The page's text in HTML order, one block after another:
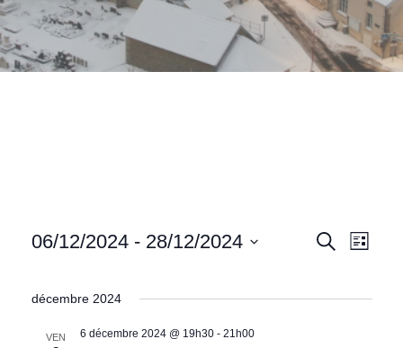
Recherche
Liste
06/12/2024 - 28/12/2024
date.
décembre 2024
VEN 6 décembre 2024 @ 19h30- 21h00